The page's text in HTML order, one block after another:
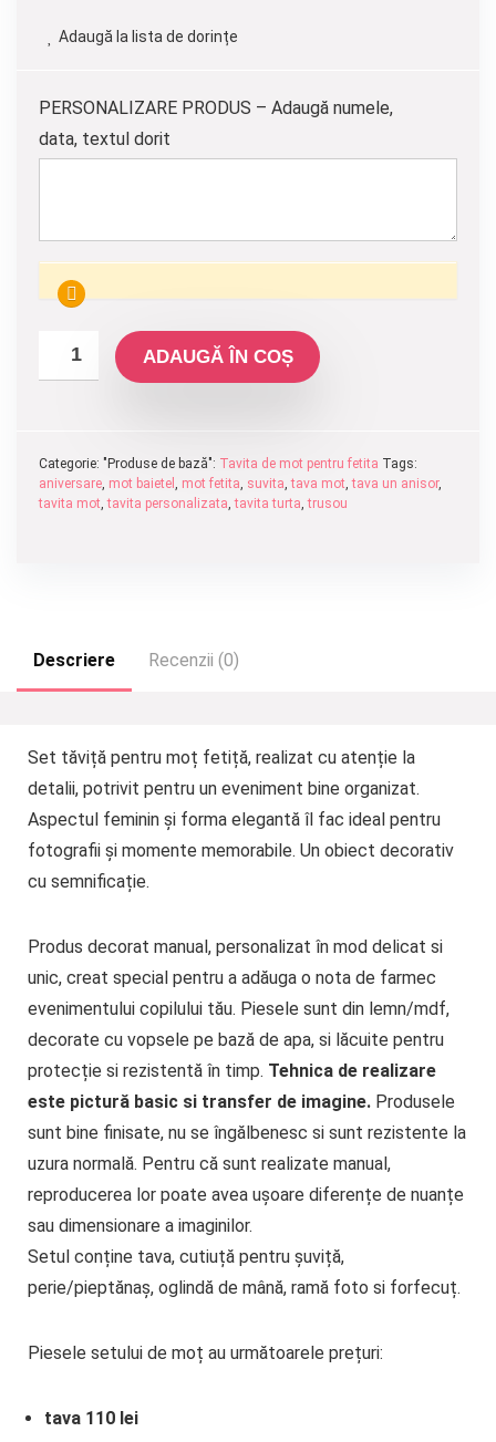
fost:
este:
225.00 lei.
Adaugă la lista de dorințe
PERSONALIZARE PRODUS – Adaugă numele,
data, textul dorit
ADAUGĂ ÎN COȘ
Categorie: "Produse de bază": Tavita de mot pentru fetita Tags:
aniversare, mot baietel , mot fetita, suvita,tava mot,tava un anisor,
tavita mot,tavita personalizata,tavita turta,trusou
Descriere Recenzii (0)
Set tăviță pentru moț fetiță, realizat cu atenție la
detalii, potrivit pentru un eveniment bine organizat.
Aspectul feminin și forma elegantă îl fac ideal pentru
fotografii și momente memorabile. Un obiect decorativ
cu semnificație.
Produs decorat manual, personalizat în mod delicat si
unic, creat special pentru a adăuga o nota de farmec
evenimentului copilului tău. Piesele sunt din lemn/mdf,
decorate cu vopsele pe bază de apa, si lăcuite pentru
protecție si rezistentă în timp. Tehnica de realizare
este pictură basic si transfer de imagine.Produsele
sunt bine finisate, nu se îngălbenesc si sunt rezistente la
uzura normală. Pentru că sunt realizate manual,
reproducerea lor poate avea ușoare diferențe de nuanțe
sau dimensionare a imaginilor.
Setul conține tava, cutiuță pentru șuviță,
perie/pieptănaș, oglindă de mână, ramă foto si forfecuț.
Piesele setului de moț au următoarele prețuri:
tava 110 lei